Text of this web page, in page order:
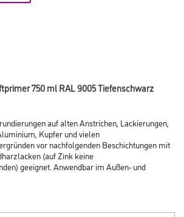
750 ml RAL 9005 Tiefenschwarz
auf alten Anstrichen, Lackierungen,
Kupfer und vielen
vor nachfolgenden Beschichtungen mit
(auf Zink keine
geeignet. Anwendbar im Außen- und